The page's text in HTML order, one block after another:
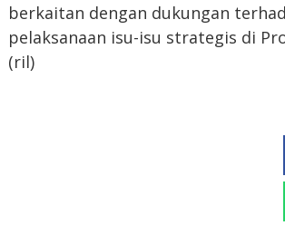
berkaitan dengan dukungan
pelaksanaan isu-isu strategis di
(ril)